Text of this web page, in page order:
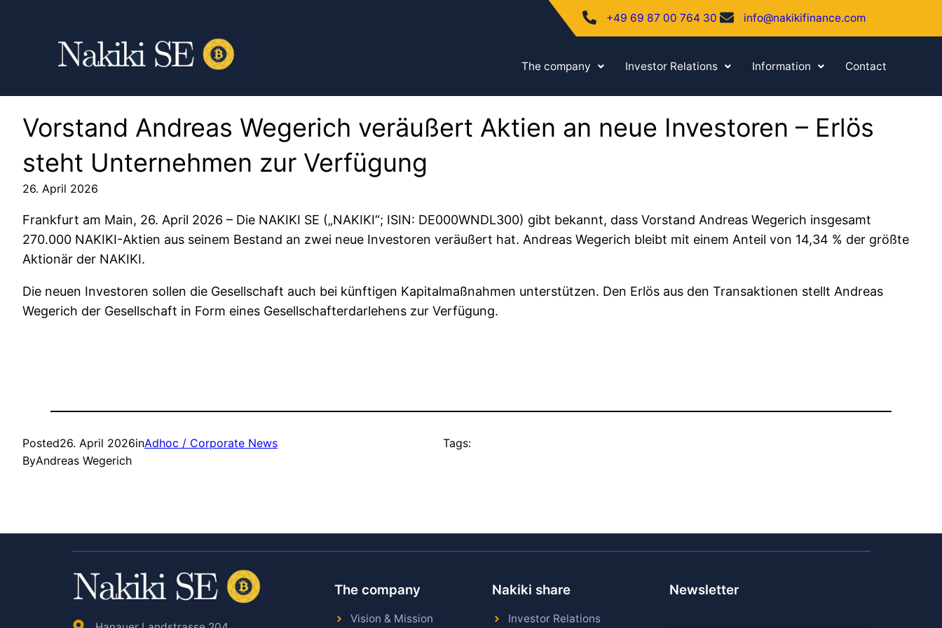
+49 69 87 00 764 30 info@nakikifinance.com
The company Investor Relations Information Contact
Vorstand Andreas Wegerich veräußert Aktien an neue Investoren – Erlös
steht Unternehmen zur Verfügung
26. April 2026
Frankfurt am Main, 26. April 2026 – Die NAKIKI SE („NAKIKI“; ISIN: DE000WNDL300) gibt bekannt, dass Vorstand Andreas Wegerich insgesamt
270.000 NAKIKI-Aktien aus seinem Bestand an zwei neue Investoren veräußert hat. Andreas Wegerich bleibt mit einem Anteil von 14,34 % der größte
Aktionär der NAKIKI.
Die neuen Investoren sollen die Gesellschaft auch bei künftigen Kapitalmaßnahmen unterstützen. Den Erlös aus den Transaktionen stellt Andreas
Wegerich der Gesellschaft in Form eines Gesellschafterdarlehens zur Verfügung.
Posted26. April 2026inAdhoc / Corporate News
ByAndreas Wegerich
Tags:
The company
Vision & Mission
Nakiki share
Investor Relations
Newsletter